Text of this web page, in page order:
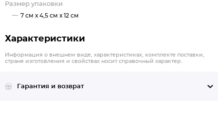
Размер упаковки
7 см x 4,5 см x 12 см
Характеристики
Информация о внешнем виде, характеристиках, комплекте поставки,
стране изготовления и свойствах носит справочный характер.
Гарантия и возврат